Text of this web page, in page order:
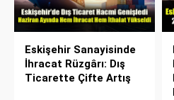
Eskişehir Sanayisinde
İhracat Rüzgârı: Dış
Ticarette Çifte Artış